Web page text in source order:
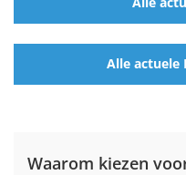
Alle actuele
Waarom kiezen